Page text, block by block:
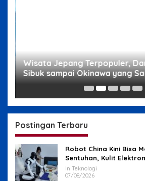
Wisata Jepang Terpopuler,
Sibuk sampai Okinawa yang
Postingan Terbaru
Robot China Kini Bisa
Sentuhan, Kulit
In Teknologi
07/08/2026